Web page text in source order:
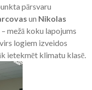
pārsvaru
un Nikolas
mežā koku lapojums
logiem izveidos
ietekmēt klimatu klasē.